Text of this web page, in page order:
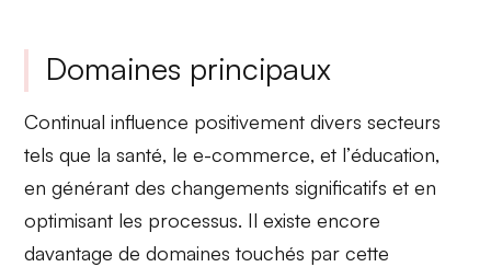
Domaines principaux
Continual influence positivement divers secteurs
tels que lasanté, lee-commerce, et l’éducation,
en générant des changements significatifs et en
optimisant les processus. Il existe encore
davantage de domaines touchés par cette